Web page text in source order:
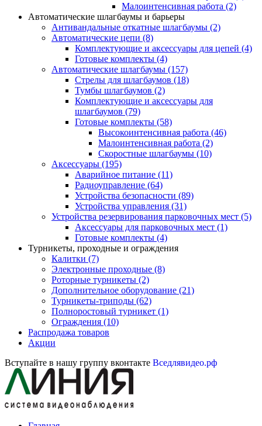
Малоинтенсивная работа (2)
Автоматические шлагбаумы и барьеры
Антивандальные откатные шлагбаумы (2)
Автоматические цепи (8)
Комплектующие и аксессуары для цепей (4)
Готовые комплекты (4)
Автоматические шлагбаумы (157)
Стрелы для шлагбаумов (18)
Тумбы шлагбаумов (2)
Комплектующие и аксессуары для
шлагбаумов (79)
Готовые комплекты (58)
Высокоинтенсивная работа (46)
Малоинтенсивная работа (2)
Скоростные шлагбаумы (10)
Аксессуары (195)
Аварийное питание (11)
Радиоуправление (64)
Устройства безопасности (89)
Устройства управления (31)
Устройства резервирования парковочных мест (5)
Аксессуары для парковочных мест (1)
Готовые комплекты (4)
Турникеты, проходные и ограждения
Калитки (7)
Электронные проходные (8)
Роторные турникеты (2)
Дополнительное оборудование (21)
Турникеты-триподы (62)
Полноростовый турникет (1)
Ограждения (10)
Распродажа товаров
Акции
Вступайте в нашу группу вконтакте Вседлявидео.рф